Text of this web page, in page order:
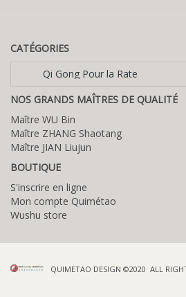
CATÉGORIES
Catégories
NOS GRANDS MAÎTRES DE QUALITÉ
Maître WU Bin
Maître ZHANG Shaotang
Maître JIAN Liujun
BOUTIQUE
S'inscrire en ligne
Mon compte Quimétao
Wushu store
QUIMETAO DESIGN ©2020 ALL